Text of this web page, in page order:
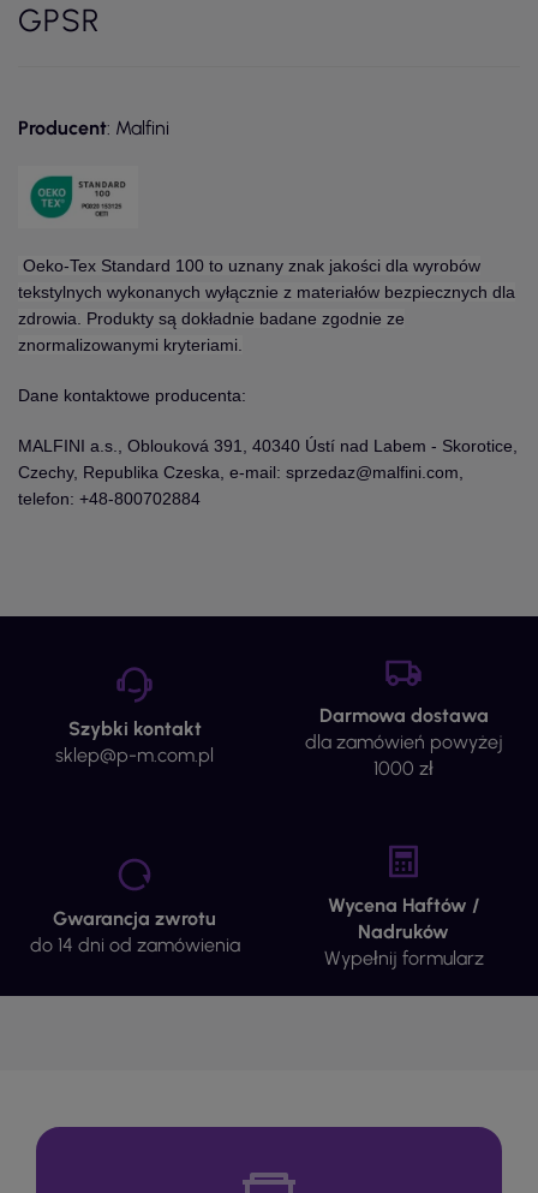
GPSR
Producent: Malfini
Oeko-Tex Standard 100 to uznany znak jakości dla wyrobów
tekstylnych wykonanych wyłącznie z materiałów bezpiecznych dla
zdrowia. Produkty są dokładnie badane zgodnie ze
znormalizowanymi kryteriami.
Dane kontaktowe producenta:
MALFINI a.s., Oblouková 391, 40340 Ústí nad Labem - Skorotice,
Czechy, Republika Czeska, e-mail: sprzedaz@malfini.com,
telefon: +48-800702884
Szybki kontakt
sklep@p-m.com.pl
Darmowa dostawa
dla zamówień powyżej
1000 zł
Gwarancja zwrotu
do 14 dni od zamówienia
Wycena Haftów /
Nadruków
Wypełnij formularz